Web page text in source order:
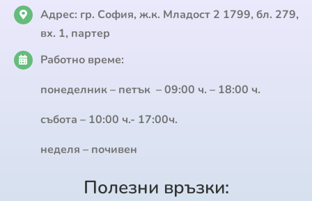
Адрес: гр. София, ж.к. Младост 2 1799, бл. 279,
вх. 1, партер
Работно време:
понеделник – петък – 09:00 ч. – 18:00 ч.
събота – 10:00 ч.- 17:00ч.
неделя – почивен
Полезни връзки: